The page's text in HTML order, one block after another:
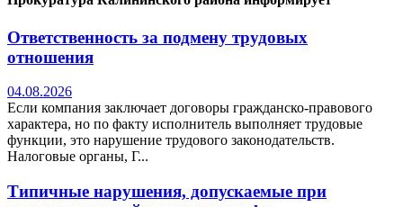
Ответственность за подмену трудовых
отношения
04.08.2026
Если компания заключает договоры гражданско-правового
характера, но по факту исполнитель выполняет трудовые
функции, это нарушение трудового законодательств.
Налоговые органы, Г...
Типичные нарушения, допускаемые при